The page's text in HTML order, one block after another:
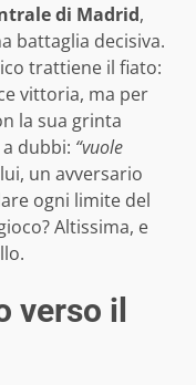
di Madrid,
battaglia decisiva.
trattiene il fiato:
vittoria, ma per
la sua grinta
dubbi: “vuole
un avversario
ogni limite del
Altissima, e
verso il